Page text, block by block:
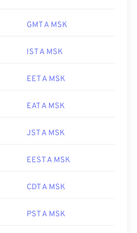
GMT A MSK
IST A MSK
EET A MSK
EAT A MSK
JST A MSK
EEST A MSK
CDT A MSK
PST A MSK